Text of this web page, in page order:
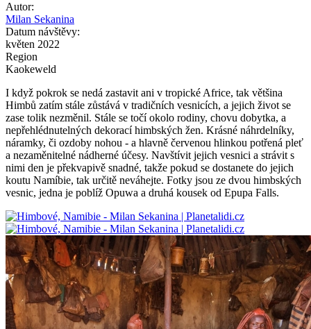
Autor:
Milan Sekanina
Datum návštěvy:
květen 2022
Region
Kaokeweld
I když pokrok se nedá zastavit ani v tropické Africe, tak většina
Himbů zatím stále zůstává v tradičních vesnicích, a jejich život se
zase tolik nezměnil. Stále se točí okolo rodiny, chovu dobytka, a
nepřehlédnutelných dekorací himbských žen. Krásné náhrdelníky,
náramky, či ozdoby nohou - a hlavně červenou hlinkou potřená pleť
a nezaměnitelné nádherné účesy. Navštívit jejich vesnici a strávit s
nimi den je překvapivě snadné, takže pokud se dostanete do jejich
koutu Namíbie, tak určitě neváhejte. Fotky jsou ze dvou himbských
vesnic, jedna je poblíž Opuwa a druhá kousek od Epupa Falls.